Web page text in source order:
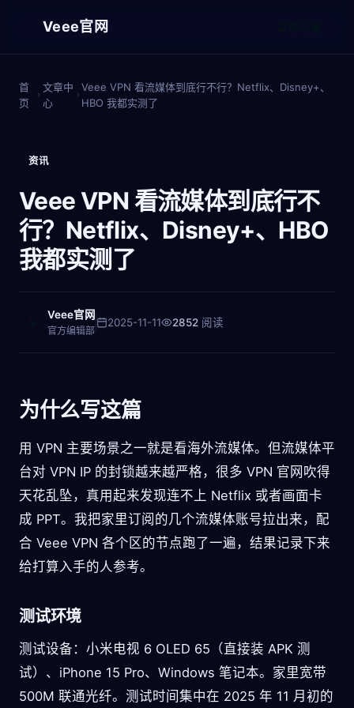
Veee官网
首
页
文章中
心
Veee VPN 看流媒体到底行不行？Netflix、Disney+、
HBO 我都实测了
资讯
Veee VPN 看流媒体到底行不
行？Netflix、Disney+、HBO
我都实测了
Veee官网
官方编辑部
2025-11-11 2852 阅读
为什么写这篇
用 VPN 主要场景之一就是看海外流媒体。但流媒体平
台对 VPN IP 的封锁越来越严格，很多 VPN 官网吹得
天花乱坠，真用起来发现连不上 Netflix 或者画面卡
成 PPT。我把家里订阅的几个流媒体账号拉出来，配
合 Veee VPN 各个区的节点跑了一遍，结果记录下来
给打算入手的人参考。
测试环境
测试设备：小米电视 6 OLED 65（直接装 APK 测
试）、iPhone 15 Pro、Windows 笔记本。家里宽带
500M 联通光纤。测试时间集中在 2025 年 11 月初的